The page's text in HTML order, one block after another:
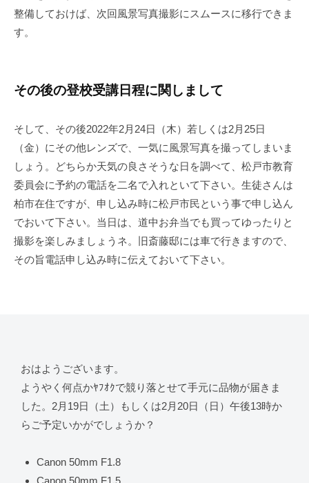
整備しておけば、次回風景写真撮影にスムースに移行できま
す。
その後の登校受講日程に関しまして
そして、その後2022年2月24日（木）若しくは2月25日
（金）にその他レンズで、一気に風景写真を撮ってしまいま
しょう。どちらか天気の良さそうな日を調べて、松戸市教育
委員会に予約の電話を二名で入れといて下さい。生徒さんは
柏市在住ですが、申し込み時に松戸市民という事で申し込ん
でおいて下さい。当日は、道中お弁当でも買ってゆったりと
撮影を楽しみましょうネ。旧斎藤邸には車で行きますので、
その旨電話申し込み時に伝えておいて下さい。
おはようございます。
ようやく何点かﾔﾌｵｸで競り落とせて手元に品物が届きま
した。2月19日（土）もしくは2月20日（日）午後13時か
らご予定いかがでしょうか？
Canon 50mm F1.8
Canon 50mm F1.5